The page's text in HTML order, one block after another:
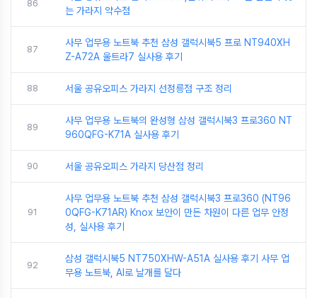
86
는 가라지 약수점
87
사무 업무용 노트북 추천 삼성 갤럭시북5 프로 NT940XH
Z-A72A 울트라7 실사용 후기
88 서울 공유오피스 가라지 선정릉점 구조 정리
89
사무 업무용 노트북의 완성형 삼성 갤럭시북3 프로360 NT
960QFG-K71A 실사용 후기
90 서울 공유오피스 가라지 당산점 정리
91
사무 업무용 노트북 추천 삼성 갤럭시북3 프로360 (NT96
0QFG-K71AR) Knox 보안이 만든 차원이 다른 업무 안정
성, 실사용 후기
92
삼성 갤럭시북5 NT750XHW-A51A 실사용 후기 사무 업
무용 노트북, AI로 날개를 달다